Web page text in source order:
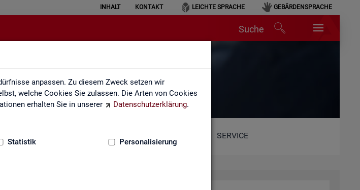
anpassen. Zu diesem Zweck setzen wir
welche Cookies Sie zulassen. Die Arten von Cookies
erhalten Sie in unserer
Datenschutzerklärung.
Statistik Personalisierung
INHALT KONTAKT LEICHTE SPRACHE GEBÄRDENSPRACHE
Suche
(hochgerechnet)
SERVICE